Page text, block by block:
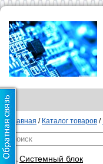
Главная / Каталог товаров /
Системный блок